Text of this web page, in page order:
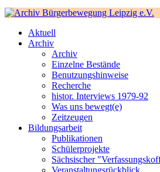
Aktuell
Archiv
Archiv
Einzelne Bestände
Benutzungshinweise
Recherche
histor. Interviews 1979-92
Was uns bewegt(e)
Zeitzeugen
Bildungsarbeit
Publikationen
Schülerprojekte
Sächsischer
Veranstaltungsrückblick